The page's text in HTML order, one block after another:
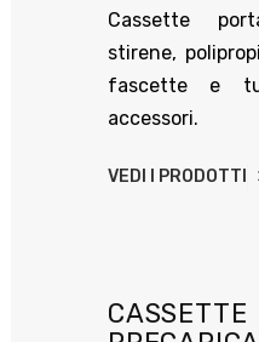
Cassette
stirene,
fascette e
accessori.
VEDI I PRODOTTI
CASSETTE